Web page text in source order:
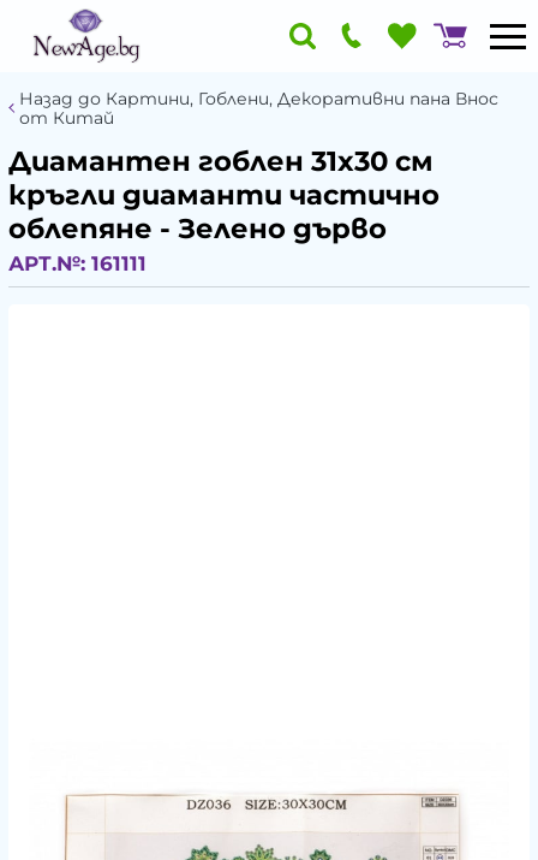
Назад до Картини, Гоблени, Декоративни пана Внос
от Китай
Диамантен гоблен 31x30 см
кръгли диаманти частично
облепяне - Зелено дърво
АРТ.№: 161111